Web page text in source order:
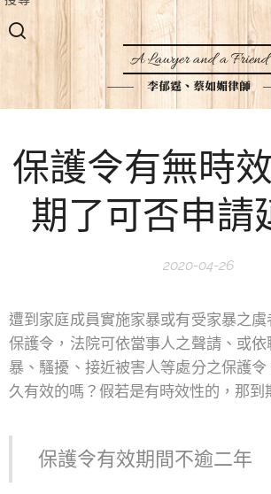
A Lawyer and a Friend
李郁霆、蔡如媚律師
保護令有無時
期了可否申請
2020-04-26
遭到家庭成員實施家暴或有受家暴之
保護令，法院可依當事人之聲請、或
暴、騷擾、接近被害人等處分之保護
久有效的嗎？假若是有時效性的，那到
保護令有效期間不逾二年